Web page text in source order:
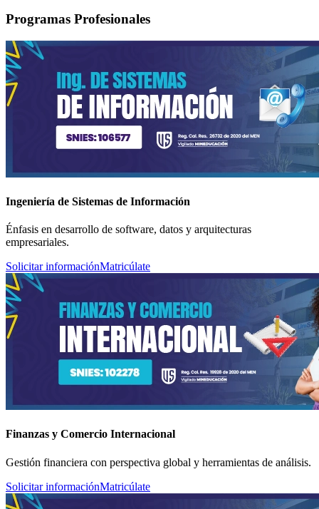
Programas Profesionales
Ingeniería de Sistemas de Información
Énfasis en desarrollo de software, datos y arquitecturas
empresariales.
Solicitar informaciónMatricúlate
Finanzas y Comercio Internacional
Gestión financiera con perspectiva global y herramientas de análisis.
Solicitar informaciónMatricúlate